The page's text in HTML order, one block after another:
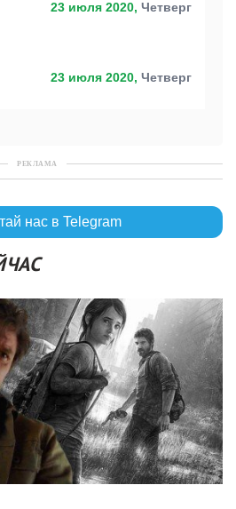
23 июля 2020, Четверг
23 июля 2020, Четверг
РЕКЛАМА
нас в Telegram